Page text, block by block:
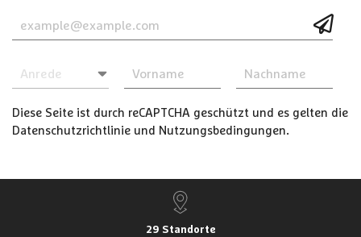
Diese Seite ist durch reCAPTCHA geschützt und es gelten die
Datenschutzrichtlinie und Nutzungsbedingungen.
29 Standorte